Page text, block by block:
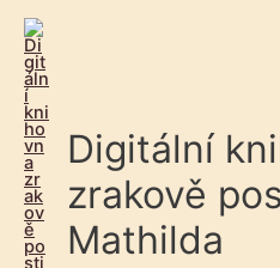
Digitální
zrakově
Mathilda